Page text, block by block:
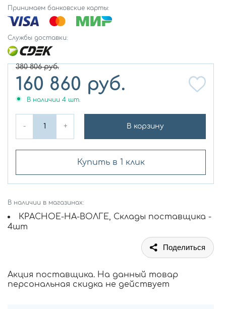
Принимаем банковские карты:
Службы доставки:
380 806руб.
160 860 руб.
В наличии 4 шт.
- + В корзину
Купить в 1 клик
В наличии в магазинах:
КРАСНОЕ-НА-ВОЛГЕ, Склады поставщика -
4шт
Поделиться
Акция поставщика. На данный товар
персональная скидка не действует